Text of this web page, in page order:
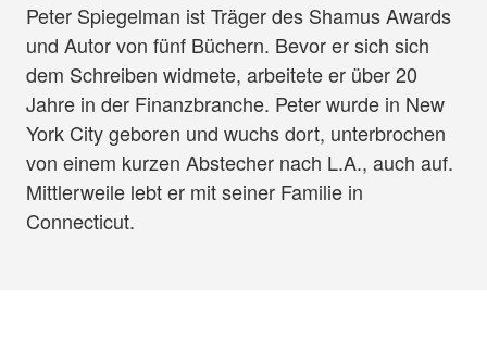
Peter Spiegelman ist Träger des Shamus Awards
und Autor von fünf Büchern. Bevor er sich sich
dem Schreiben widmete, arbeitete er über 20
Jahre in der Finanzbranche. Peter wurde in New
York City geboren und wuchs dort, unterbrochen
von einem kurzen Abstecher nach L.A., auch auf.
Mittlerweile lebt er mit seiner Familie in
Connecticut.